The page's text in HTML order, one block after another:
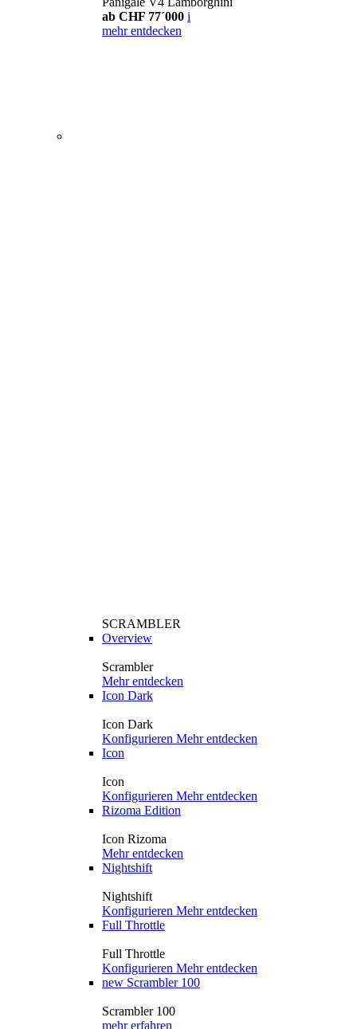
ab CHF 77´000 i
mehr entdecken
SCRAMBLER
Overview
Scrambler
Mehr entdecken
Icon Dark
Icon Dark
Konfigurieren Mehr entdecken
Icon
Icon
Konfigurieren Mehr entdecken
Rizoma Edition
Icon Rizoma
Mehr entdecken
Nightshift
Nightshift
Konfigurieren Mehr entdecken
Full Throttle
Full Throttle
Konfigurieren Mehr entdecken
new Scrambler 100
Scrambler 100
mehr erfahren